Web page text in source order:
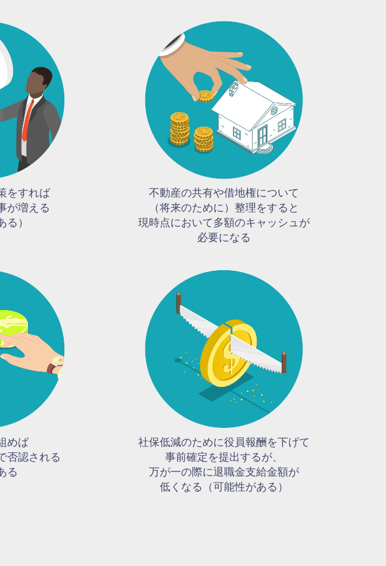
をすれば
が増える
る）
不動産の共有や借地権について
（将来のために）整理をすると
現時点において多額のキャッシュが
必要になる
めば
否認される
る
社保低減のために役員報酬を下げて
事前確定を提出するが、
万が一の際に退職金支給金額が
低くなる（可能性がある）